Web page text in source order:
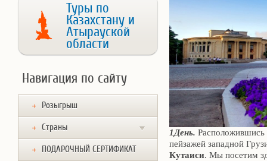
Туры по
Казахстану и
Атырауской
области
Навигация по сайту
Розыгрыш
Страны
ПОДАРОЧНЫЙ СЕРТИФИКАТ
1День. Расположившись
пейзажей западной
Кутаиси. Мы посетим